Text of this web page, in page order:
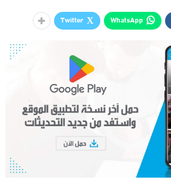
WhatsApp
Twitter